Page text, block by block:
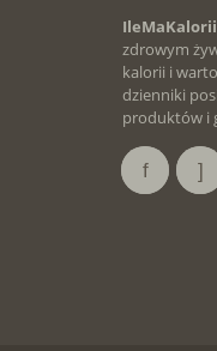
zdrowym
kalorii i
dzienniki
produktów i